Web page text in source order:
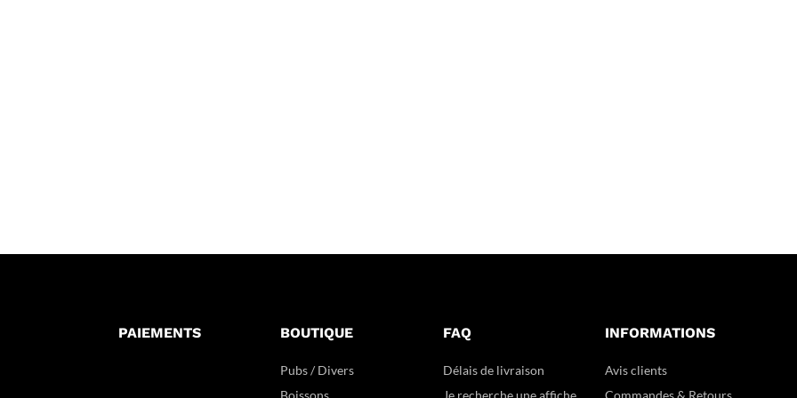
PAIEMENTS BOUTIQUE
Pubs / Divers
Boissons
FAQ
Délais de livraison
Je recherche une affiche
INFORMATIONS
Avis clients
Commandes & Retours